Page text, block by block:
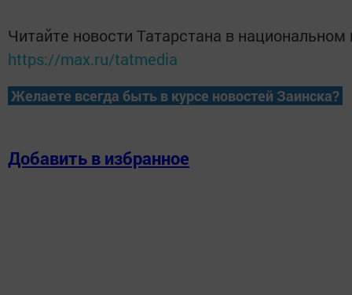
Читайте новости Татарстана в
https://max.ru/tatmedia
Желаете всегда быть в курсе новостей Заинска?
Добавить в избранное